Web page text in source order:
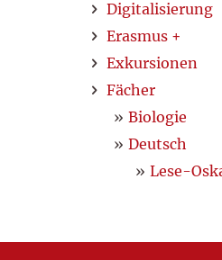
Digitalisierung
Erasmus +
Exkursionen
Fächer
Biologie
Deutsch
Lese-